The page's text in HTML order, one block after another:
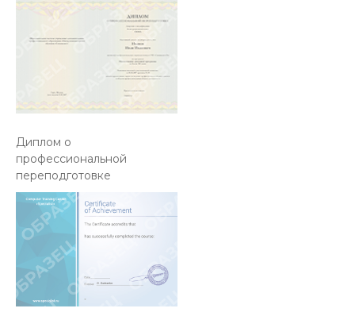
Диплом о
профессиональной
переподготовке